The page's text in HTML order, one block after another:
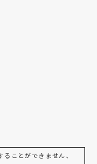
ことができません、